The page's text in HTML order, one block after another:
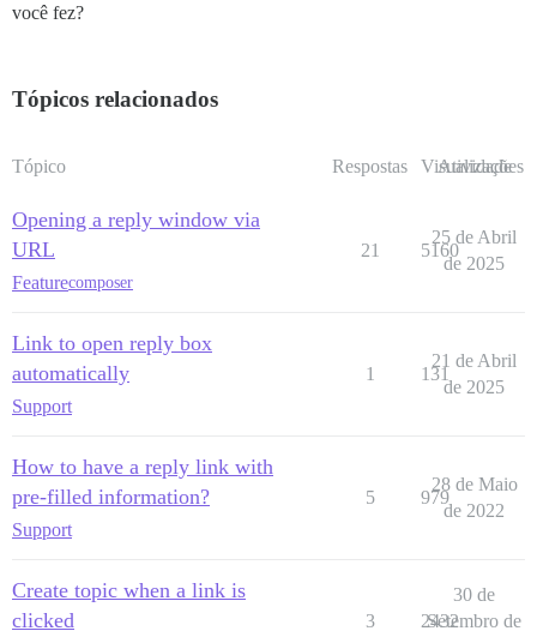
você fez?
Tópicos relacionados
Tópico Respostas Visualizações
Atividade
Opening a reply window via
URL
Featurecomposer
21 5160
25 de Abril
de 2025
Link to open reply box
automatically
Support
1 131
21 de Abril
de 2025
How to have a reply link with
pre-filled information?
Support
5 979
28 de Maio
de 2022
Create topic when a link is
clicked
3 2432
30 de
Setembro de